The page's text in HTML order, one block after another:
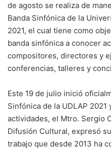
de agosto se realiza de
Banda Sinfónica de la
2021, el cual tiene como
banda sinfónica a conocer
compositores, directores y
conferencias, talleres y
Este 19 de julio inició
Sinfónica de la UDLAP
actividades, el Mtro. Sergio
Difusión Cultural, expresó
trabajo que desde 2013 ha